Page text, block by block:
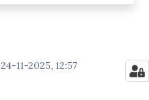
24-11-2025, 12:57